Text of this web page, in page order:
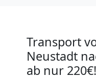
Transport
Neustadt
ab nur 220€!